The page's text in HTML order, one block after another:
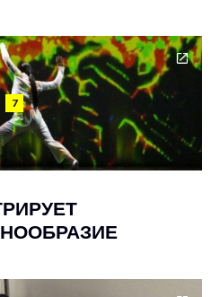
7